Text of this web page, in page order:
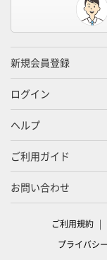
新規会員登録
ログイン
ヘルプ
ご利用ガイド
お問い合わせ
ご利用規約
プライバシ